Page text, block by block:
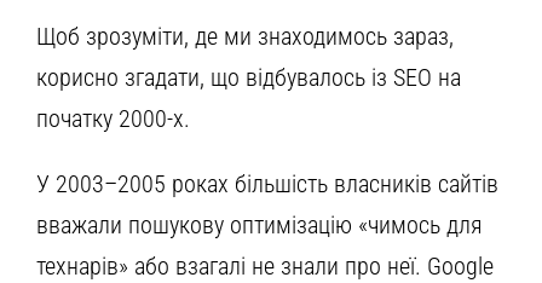
Щоб зрозуміти, де ми знаходимось зараз,
корисно згадати, що відбувалось із SEO на
початку 2000-х.
У 2003–2005 роках більшість власників сайтів
вважали пошукову оптимізацію «чимось для
технарів» або взагалі не знали про неї. Google